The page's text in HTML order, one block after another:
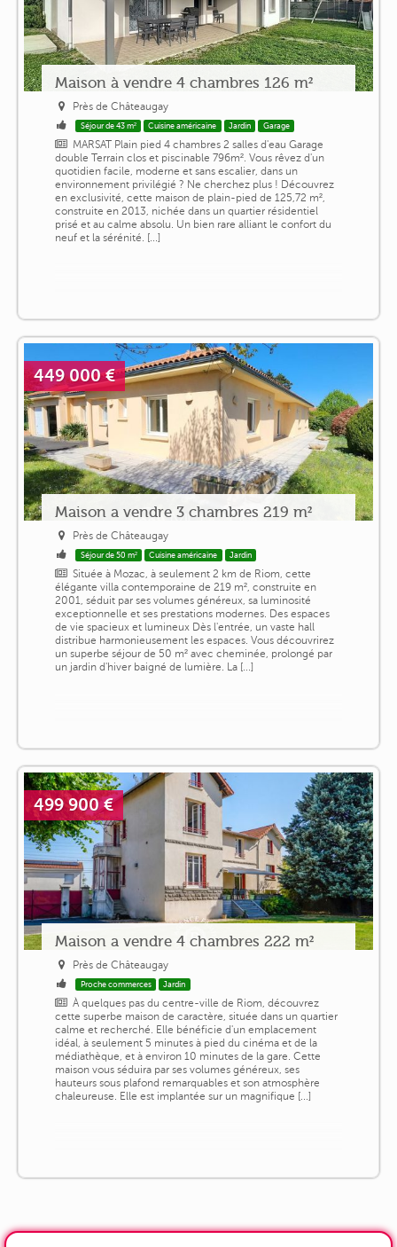
Maison à vendre 4 chambres 126 m²
Près de Châteaugay
Séjour de 43 m² Cuisine américaine Jardin Garage
MARSAT Plain pied 4 chambres 2 salles d'eau Garage
double Terrain clos et piscinable 796m². Vous rêvez d'un
quotidien facile, moderne et sans escalier, dans un
environnement privilégié ? Ne cherchez plus ! Découvrez
en exclusivité, cette maison de plain-pied de 125,72 m²,
construite en 2013, nichée dans un quartier résidentiel
prisé et au calme absolu. Un bien rare alliant le confort du
neuf et la sérénité. [...]
449 000 €
Maison a vendre 3 chambres 219 m²
Près de Châteaugay
Séjour de 50 m² Cuisine américaine Jardin
Située à Mozac, à seulement 2 km de Riom, cette
élégante villa contemporaine de 219 m², construite en
2001, séduit par ses volumes généreux, sa luminosité
exceptionnelle et ses prestations modernes. Des espaces
de vie spacieux et lumineux Dès l'entrée, un vaste hall
distribue harmonieusement les espaces. Vous découvrirez
un superbe séjour de 50 m² avec cheminée, prolongé par
un jardin d'hiver baigné de lumière. La [...]
499 900 €
Maison a vendre 4 chambres 222 m²
Près de Châteaugay
Proche commerces Jardin
À quelques pas du centre-ville de Riom, découvrez
cette superbe maison de caractère, située dans un quartier
calme et recherché. Elle bénéficie d'un emplacement
idéal, à seulement 5 minutes à pied du cinéma et de la
médiathèque, et à environ 10 minutes de la gare. Cette
maison vous séduira par ses volumes généreux, ses
hauteurs sous plafond remarquables et son atmosphère
chaleureuse. Elle est implantée sur un magnifique [...]